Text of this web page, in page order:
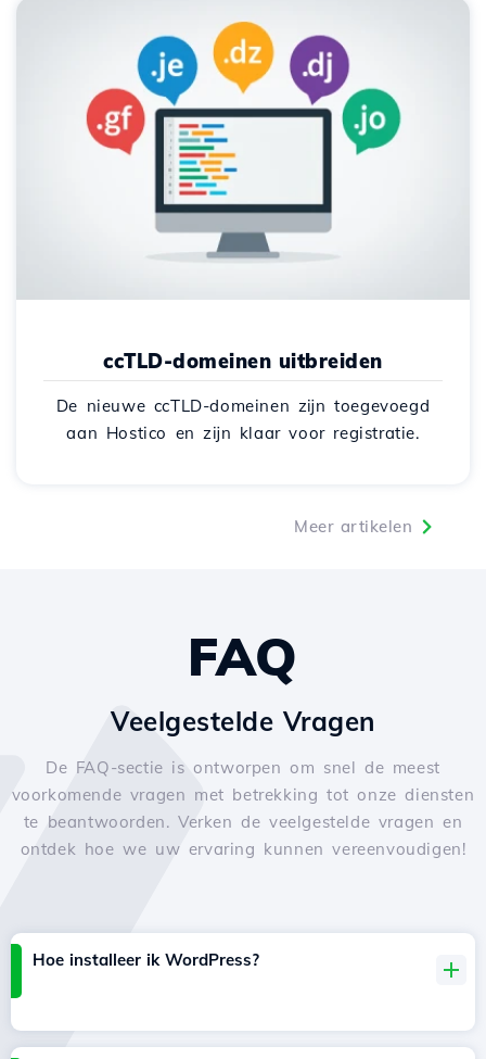
ccTLD-domeinen uitbreiden
De nieuwe ccTLD-domeinen zijn toegevoegd
aan Hostico en zijn klaar voor registratie.
Meer artikelen
FAQ
Veelgestelde Vragen
De FAQ-sectie is ontworpen om snel de meest
voorkomende vragen met betrekking tot onze diensten
te beantwoorden. Verken de veelgestelde vragen en
ontdek hoe we uw ervaring kunnen vereenvoudigen!
Hoe installeer ik WordPress?